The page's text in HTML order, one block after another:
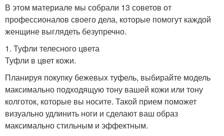
В этом материале мы собрали 13 советов от
профессионалов своего дела, которые помогут каждой
женщине выглядеть безупречно.
1. Туфли телесного цвета
Туфли в цвет кожи.
Планируя покупку бежевых туфель, выбирайте модель
максимально подходящую тону вашей кожи или тону
колготок, которые вы носите. Такой прием поможет
визуально удлинить ноги и сделают ваш образ
максимально стильным и эффектным.